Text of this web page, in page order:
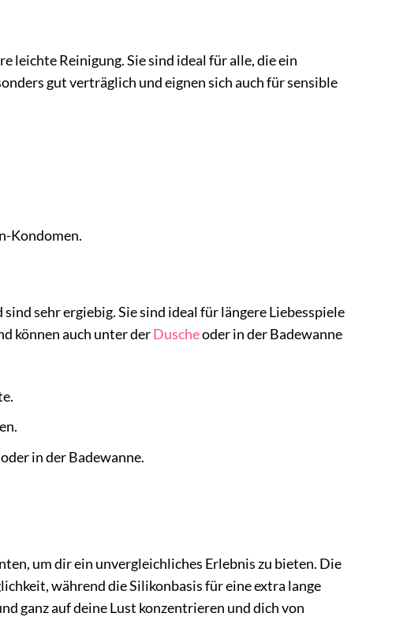
leichte Reinigung. Sie sind ideal für alle, die ein
gut verträglich und eignen sich auch für sensible
Kondomen.
sehr ergiebig. Sie sind ideal für längere Liebesspiele
können auch unter derDuscheoder in der Badewanne
in der Badewanne.
um dir ein unvergleichliches Erlebnis zu bieten. Die
während die Silikonbasis für eine extra lange
ganz auf deine Lust konzentrieren und dich von